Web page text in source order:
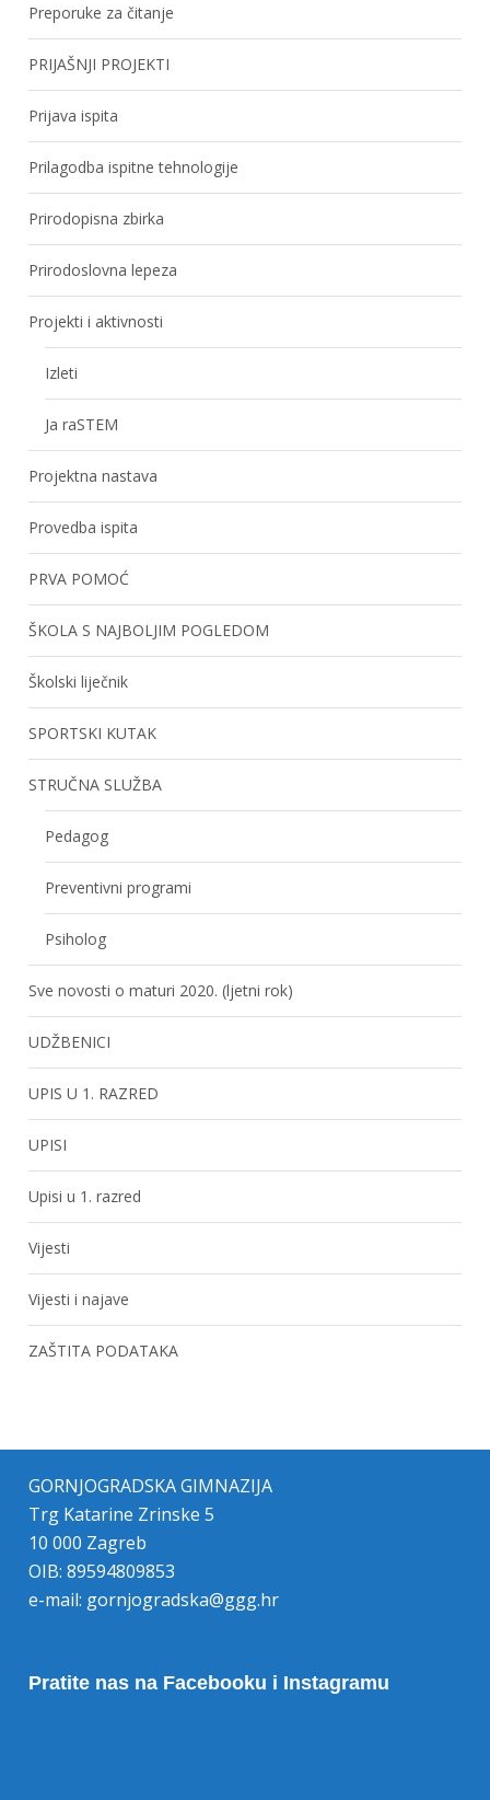
Preporuke za čitanje
PRIJAŠNJI PROJEKTI
Prijava ispita
Prilagodba ispitne tehnologije
Prirodopisna zbirka
Prirodoslovna lepeza
Projekti i aktivnosti
Izleti
Ja raSTEM
Projektna nastava
Provedba ispita
PRVA POMOĆ
ŠKOLA S NAJBOLJIM POGLEDOM
Školski liječnik
SPORTSKI KUTAK
STRUČNA SLUŽBA
Pedagog
Preventivni programi
Psiholog
Sve novosti o maturi 2020. (ljetni rok)
UDŽBENICI
UPIS U 1. RAZRED
UPISI
Upisi u 1. razred
Vijesti
Vijesti i najave
ZAŠTITA PODATAKA
GORNJOGRADSKA GIMNAZIJA
Trg Katarine Zrinske 5
10 000 Zagreb
OIB: 89594809853
e-mail: gornjogradska@ggg.hr
Pratite nas na Facebooku i Instagramu